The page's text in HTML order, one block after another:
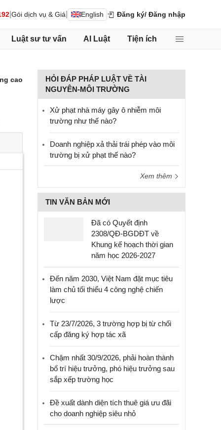
Gói dịch vụ & Giá English Đăng ký/ Đăng nhập
Luật sư tư vấn AI Luật Tiện ích
cao
HỎI ĐÁP PHÁP LUẬT VỀ TÀI
NGUYÊN-MÔI TRƯỜNG
Xử phạt nhà máy gây ô nhiễm môi
trường như thế nào?
Doanh nghiệp xả thải trái phép vào môi
trường bị xử phạt thế nào?
Xem thêm
TIN VĂN BẢN MỚI
Đã có Quyết định
2308/QĐ-BGDĐT về
Khung kế hoạch thời gian
năm học 2026-2027
Đến năm 2030, Việt Nam đặt mục tiêu
làm chủ tối thiểu 4 công nghệ chiến
lược
Từ 23/7/2026, 3 trường hợp bị từ chối
cấp đăng ký hợp tác xã
Chậm nhất 30/9/2026, phải hoàn thành
bố trí hiệu trưởng, phó hiệu trưởng sau
sắp xếp trường học
Đề xuất dành diện tích thuê giá ưu đãi
cho doanh nghiệp siêu nhỏ